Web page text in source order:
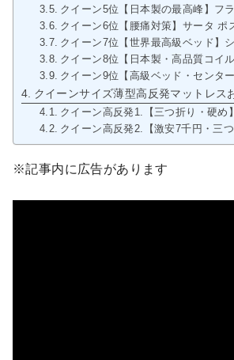
クイーン5位【日本製の最高峰】フ
クイーン6位【腰痛対策】サータ ポ
クイーン7位【世界最高級ベッド】
クイーン8位【日本製・高品質コイ
クイーン9位【高級ベッド・センタ
クイーンサイズ薄型高反発マットレス
クイーン高反発1.【三つ折り・硬
クイーン高反発2.【激安7千円・三
※記事内に広告があります